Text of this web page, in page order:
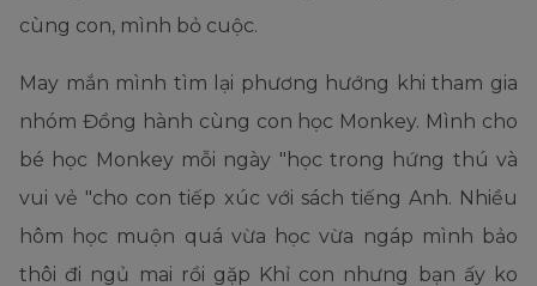
cùng con, mình bỏ cuộc.
May mắn mình tìm lại phương hướng khi tham gia
nhóm Đồng hành cùng con học Monkey. Mình cho
bé học Monkey mỗi ngày "học trong hứng thú và
vui vẻ "cho con tiếp xúc với sách tiếng Anh. Nhiều
hôm học muộn quá vừa học vừa ngáp mình bảo
thôi đi ngủ mai rồi gặp Khỉ con nhưng bạn ấy ko